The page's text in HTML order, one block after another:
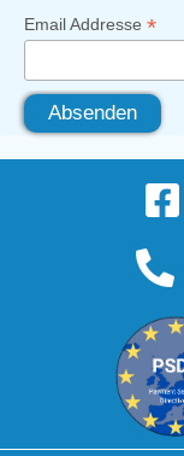
Email Addresse *